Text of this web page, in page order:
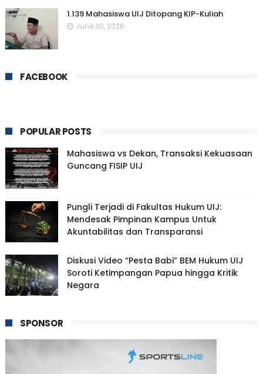
1.139 Mahasiswa UIJ Ditopang KIP-Kuliah
June 30, 2026
FACEBOOK
POPULAR POSTS
Mahasiswa vs Dekan, Transaksi Kekuasaan
Guncang FISIP UIJ
Pungli Terjadi di Fakultas Hukum UIJ:
Mendesak Pimpinan Kampus Untuk
Akuntabilitas dan Transparansi
Diskusi Video “Pesta Babi” BEM Hukum UIJ
Soroti Ketimpangan Papua hingga Kritik
Negara
SPONSOR